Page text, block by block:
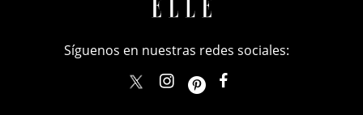
Síguenos en nuestras redes sociales:
elle_mexicoellemexico